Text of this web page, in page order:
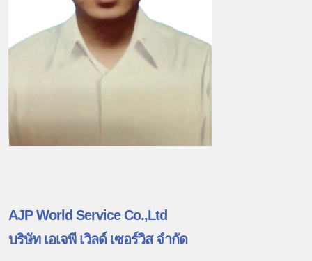
AJP World Service Co.,Ltd
บริษัท เอเจพี เวิลด์ เซอร์วิส จำกัด